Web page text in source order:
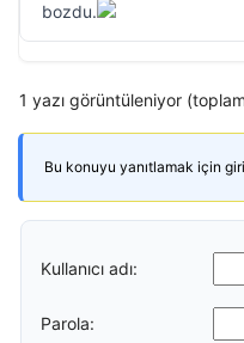
bozdu.
1 yazı görüntüleniyor
Bu konuyu yanıtlamak için
Kullanıcı adı:
Parola: